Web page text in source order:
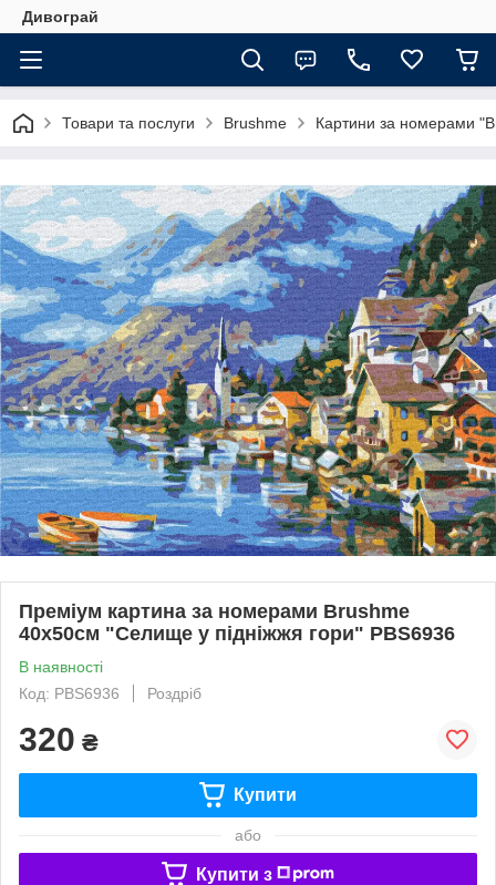
Дивограй
Товари та послуги Brushme Картини за номерами
Преміум картина за номерами Brushme
40x50см "Селище у підніжжя гори" PBS6936
В наявності
Код: PBS6936
Роздріб
320 ₴
Купити
або
Купити з